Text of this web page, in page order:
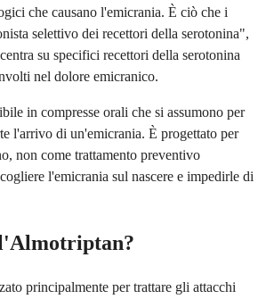
che causano l'emicrania. È ciò che i
selettivo dei recettori della serotonina",
su specifici recettori della serotonina
nel dolore emicranico.
in compresse orali che si assumono per
l'arrivo di un'emicrania. È progettato per
non come trattamento preventivo
l'emicrania sul nascere e impedirle di
l'Almotriptan?
principalmente per trattare gli attacchi